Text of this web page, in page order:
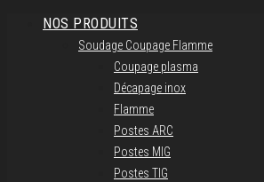
NOS PRODUITS
Soudage Coupage Flamme
Coupage plasma
Décapage inox
Flamme
Postes ARC
Postes MIG
Postes TIG